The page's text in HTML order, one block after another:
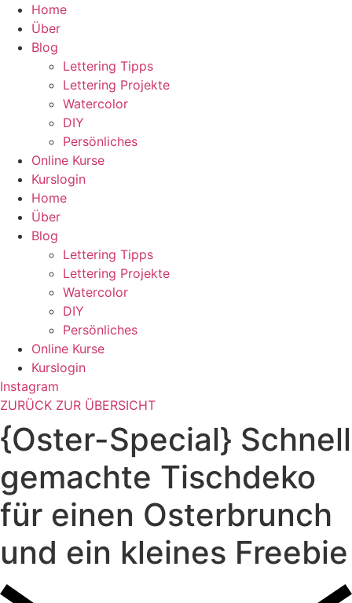
Zum
Inhalt
wechseln
Home
Über
Blog
Lettering Tipps
Lettering Projekte
Watercolor
DIY
Persönliches
Online Kurse
Kurslogin
Home
Über
Blog
Lettering Tipps
Lettering Projekte
Watercolor
DIY
Persönliches
Online Kurse
Kurslogin
Instagram
ZURÜCK ZUR ÜBERSICHT
{Oster-Special} Schnell
gemachte Tischdeko
für einen Osterbrunch
und ein kleines Freebie